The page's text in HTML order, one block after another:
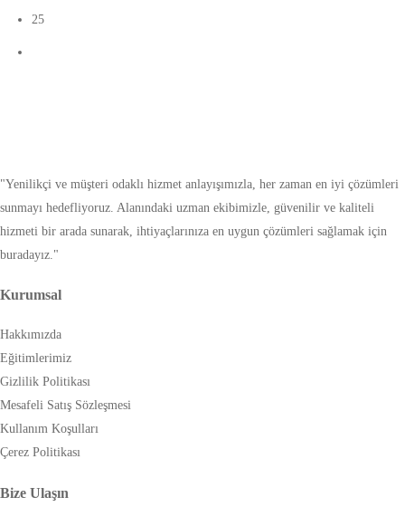
25
"Yenilikçi ve müşteri odaklı hizmet anlayışımızla, her zaman en iyi çözümleri
sunmayı hedefliyoruz. Alanındaki uzman ekibimizle, güvenilir ve kaliteli
hizmeti bir arada sunarak, ihtiyaçlarınıza en uygun çözümleri sağlamak için
buradayız."
Kurumsal
Hakkımızda
Eğitimlerimiz
Gizlilik Politikası
Mesafeli Satış Sözleşmesi
Kullanım Koşulları
Çerez Politikası
Bize Ulaşın